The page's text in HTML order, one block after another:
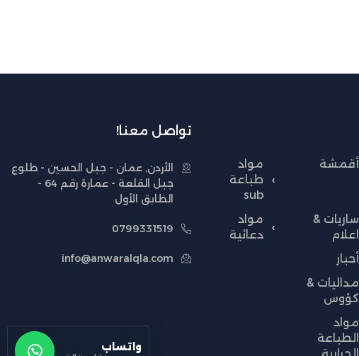
أقمشة
ساريات &
اعلام
أحبار
مداليات &
كؤوس
مواد
الطباعة
مواد
طباعة
sub
مواد
دعائية
تواصل معنا!
الأردن, عمان - جبل الحسين - طلوع
جبل القلعة - عمارة رقم 64 -
الطابق الأول
0799331519
info@anwaralqla.com
واتساب